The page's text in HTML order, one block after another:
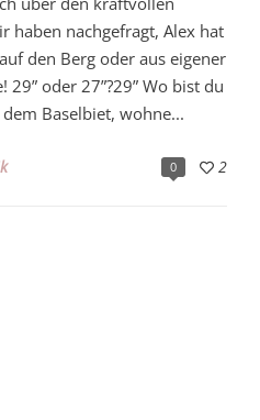
haben nachgefragt, Alex hat
den Berg oder aus eigener
oder 27”?29” Wo bist du
Baselbiet, wohne...
0 2